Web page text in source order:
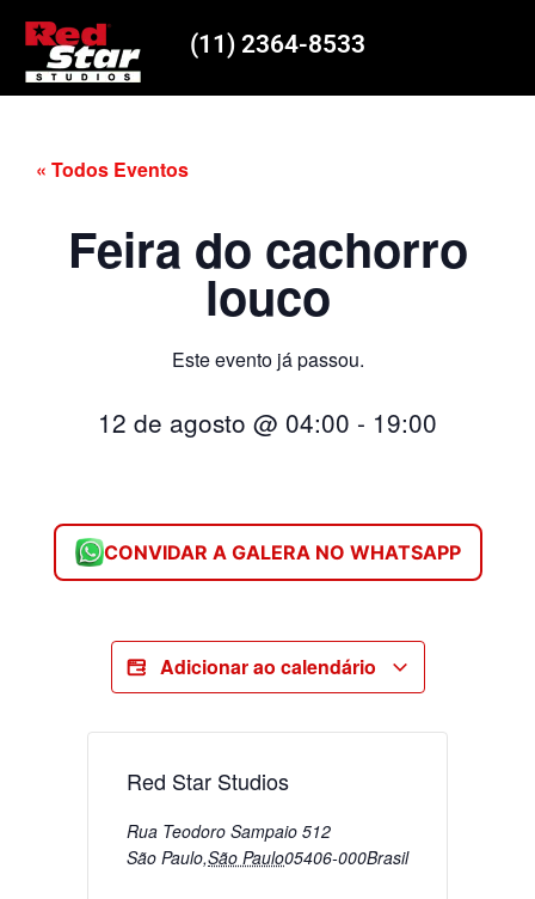
(11) 2364-8533
« Todos Eventos
Feira do cachorro
louco
Este evento já passou.
12 de agosto @ 04:00 - 19:00
CONVIDAR A GALERA NO WHATSAPP
Adicionar ao calendário
Red Star Studios
Rua Teodoro Sampaio 512
São Paulo,São Paulo05406-000Brasil